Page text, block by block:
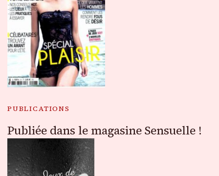
PUBLICATIONS
Publiée dans le magasine Sensuelle !